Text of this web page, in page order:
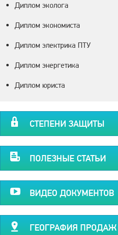
Диплом эколога
Диплом экономиста
Диплом электрика ПТУ
Диплом энергетика
Диплом юриста
СТЕПЕНИ ЗАЩИТЫ
ПОЛЕЗНЫЕ СТАТЬИ
ВИДЕО ДОКУМЕНТОВ
ГЕОГРАФИЯ ПРОДАЖ